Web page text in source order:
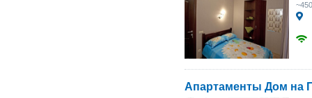
Апартаменты Дом на